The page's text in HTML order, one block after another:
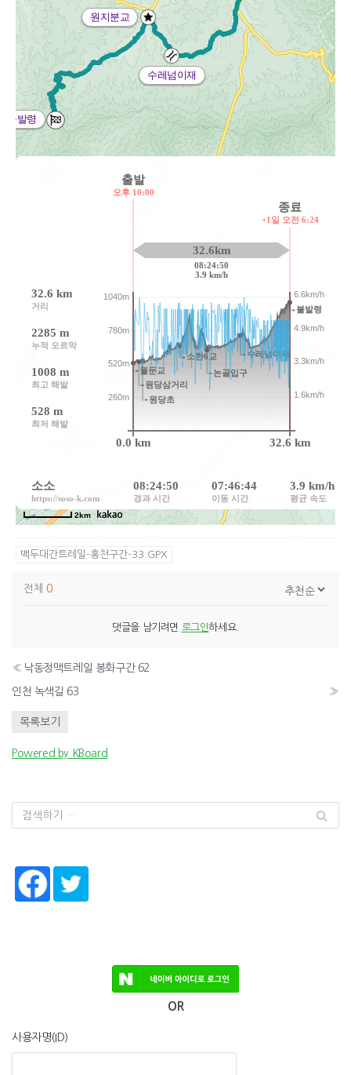
백두대간트레일-홍천구간-33.GPX
전체 0
댓글을 남기려면 로그인하세요.
« 낙동정맥트레일 봉화구간 62
인천 녹색길 63 »
목록보기
Powered by KBoard
OR
사용자명(ID)